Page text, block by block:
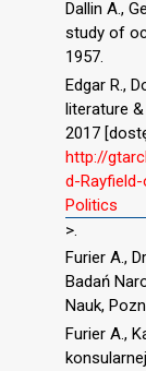
Dallin A.,
study of
1957.
Edgar R.,
literature &
2017
http://
d-
Politics
>.
Furier A.,
Badań
Nauk,
Furier A.,